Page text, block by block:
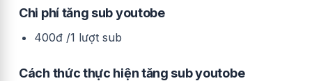
Chi phí tăng sub youtobe
400đ /1 lượt sub
Cách thức thực hiện tăng sub youtobe